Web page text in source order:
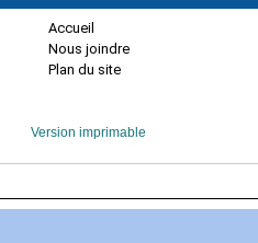
Accueil
Nous joindre
Plan du site
Version imprimable